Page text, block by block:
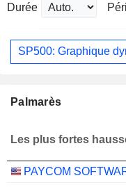
Durée
SP500: Graphique
Palmarès
Les plus fortes
PAYCOM